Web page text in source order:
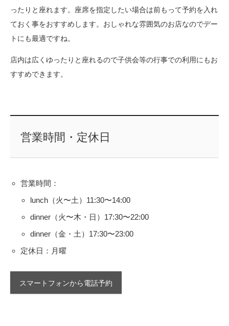
ったりと座れます。座席を指定したい場合は前もって予約を入れ
ておく事をおすすめします。おしゃれな雰囲気のお店なのでデー
トにも最適ですね。
店内は広くゆったりと座れるので子供会等の行事での利用にもお
すすめできます。
営業時間・定休日
営業時間：
lunch（火〜土）11:30〜14:00
dinner（火〜木・日）17:30〜22:00
dinner（金・土）17:30〜23:00
定休日：月曜
スマートフォンから電話予約